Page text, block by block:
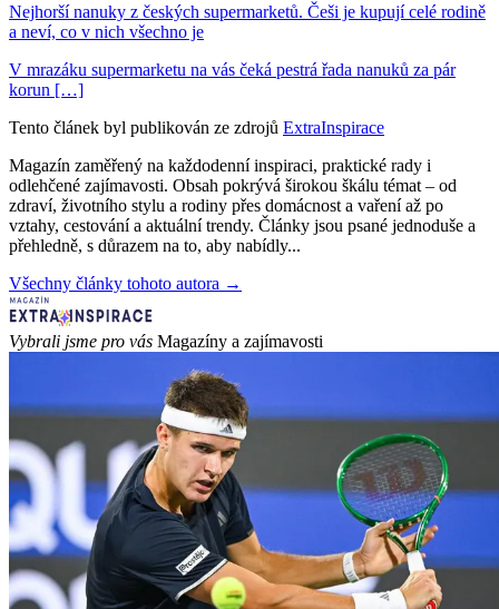
Nejhorší nanuky z českých supermarketů. Češi je kupují celé rodině
a neví, co v nich všechno je
V mrazáku supermarketu na vás čeká pestrá řada nanuků za pár
korun […]
Tento článek byl publikován ze zdrojů ExtraInspirace
Magazín zaměřený na každodenní inspiraci, praktické rady i
odlehčené zajímavosti. Obsah pokrývá širokou škálu témat – od
zdraví, životního stylu a rodiny přes domácnost a vaření až po
vztahy, cestování a aktuální trendy. Články jsou psané jednoduše a
přehledně, s důrazem na to, aby nabídly...
Všechny články tohoto autora →
Vybrali jsme pro vás Magazíny a zajímavosti